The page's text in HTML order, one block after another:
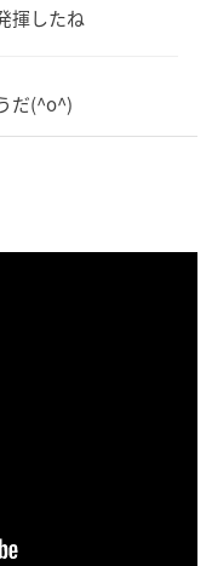
揮したね
だ(^o^)